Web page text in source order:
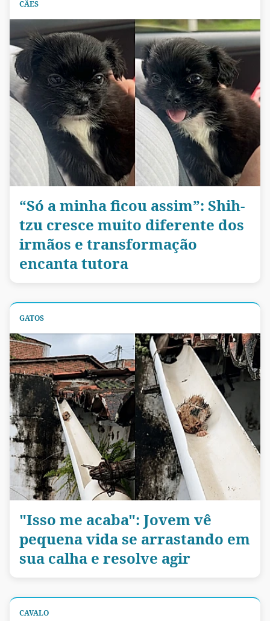
CÃES
“Só a minha ficou assim”: Shih-
tzu cresce muito diferente dos
irmãos e transformação
encanta tutora
GATOS
"Isso me acaba": Jovem vê
pequena vida se arrastando em
sua calha e resolve agir
CAVALO